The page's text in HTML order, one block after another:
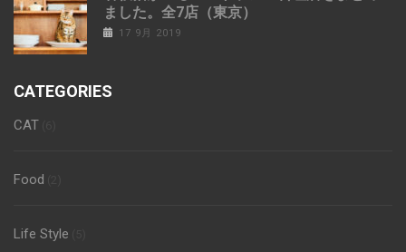
ました。全7店（東京）
17 9月 2019
CATEGORIES
CAT
Food
Life Style